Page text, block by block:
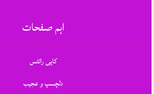
اہم صفحات
کاپی رائٹس
دلچسپ و عجیب